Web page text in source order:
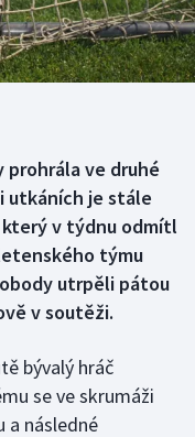
prohrála ve druhé
utkáních je stále
který v týdnu odmítl
týmu
utrpěli pátou
v soutěži.
bývalý hráč
se ve skrumáži
a následné